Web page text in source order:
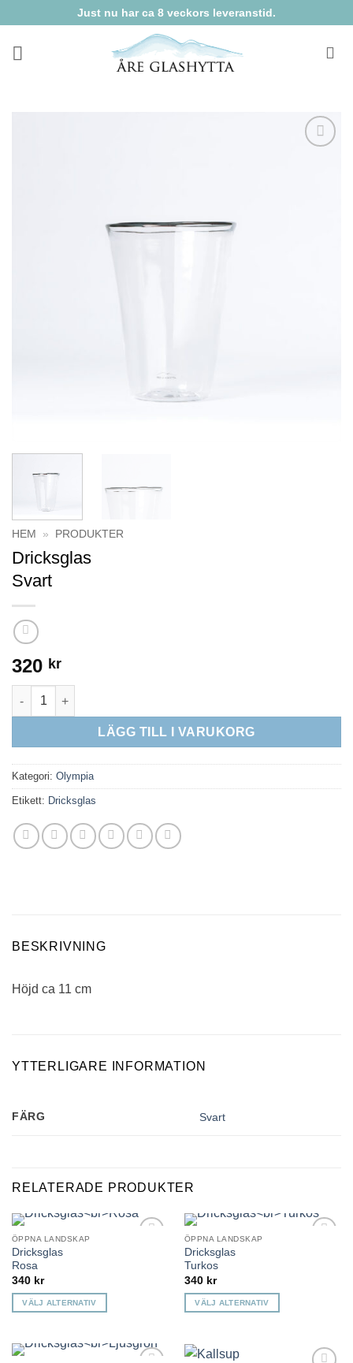
to
content
Just nu har ca 8 veckors leveranstid.
HEM » PRODUKTER
Dricksglas
Svart
320 kr
DricksglasSvart mängd
LÄGG TILL I VARUKORG
Kategori: Olympia
Etikett: Dricksglas
BESKRIVNING
Höjd ca 11 cm
YTTERLIGARE INFORMATION
FÄRG Svart
RELATERADE PRODUKTER
ÖPPNA LANDSKAP
Dricksglas
Rosa
340 kr
VÄLJ ALTERNATIV
produkten
ÖPPNA LANDSKAP
Dricksglas
Turkos
340 kr
VÄLJ ALTERNATIV
produkten